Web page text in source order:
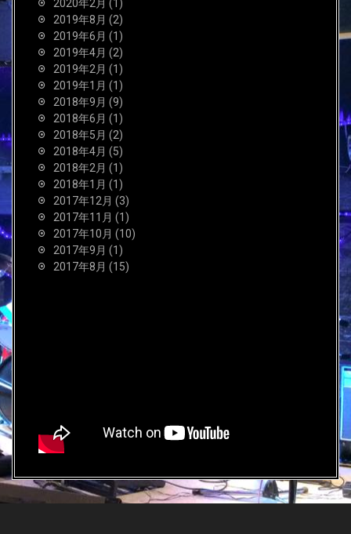
2020年2月 (1)
2019年8月 (2)
2019年6月 (1)
2019年4月 (2)
2019年2月 (1)
2019年1月 (1)
2018年9月 (9)
2018年6月 (1)
2018年5月 (2)
2018年4月 (5)
2018年2月 (1)
2018年1月 (1)
2017年12月 (3)
2017年11月 (1)
2017年10月 (10)
2017年9月 (1)
2017年8月 (15)